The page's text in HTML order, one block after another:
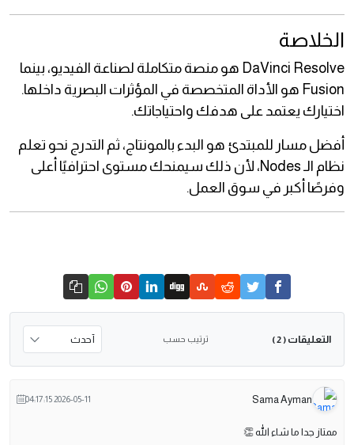
الخلاصة
DaVinci Resolve هو منصة متكاملة لصناعة الفيديو، بينما
Fusion هو الأداة المتخصصة في المؤثرات البصرية داخلها.
اختيارك يعتمد على هدفك واحتياجاتك.
أفضل مسار للمبتدئ هو البدء بالمونتاج، ثم التدرج نحو تعلم
نظام الـ Nodes، لأن ذلك سيمنحك مستوى احترافيًا أعلى
وفرصًا أكبر في سوق العمل.
التعليقات ( 2 ) ترتيب حسب
Sama Ayman
2026-05-11 04:17:15
ممتاز جدا ما شاء الله 👏